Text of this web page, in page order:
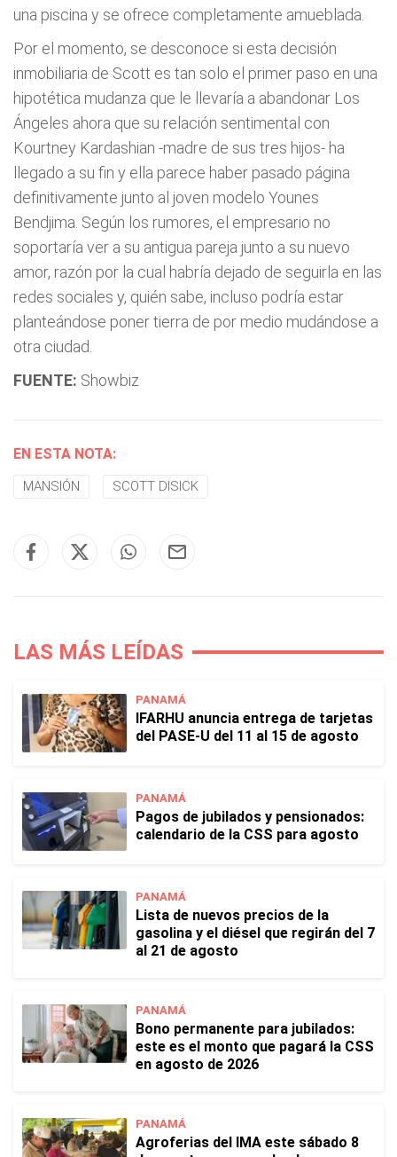
una piscina y se ofrece completamente amueblada.
Por el momento, se desconoce si esta decisión
inmobiliaria de Scott es tan solo el primer paso en una
hipotética mudanza que le llevaría a abandonar Los
Ángeles ahora que su relación sentimental con
Kourtney Kardashian -madre de sus tres hijos- ha
llegado a su fin y ella parece haber pasado página
definitivamente junto al joven modelo Younes
Bendjima. Según los rumores, el empresario no
soportaría ver a su antigua pareja junto a su nuevo
amor, razón por la cual habría dejado de seguirla en las
redes sociales y, quién sabe, incluso podría estar
planteándose poner tierra de por medio mudándose a
otra ciudad.
FUENTE: Showbiz
EN ESTA NOTA:
MANSIÓN SCOTT DISICK
LAS MÁS LEÍDAS
PANAMÁ
IFARHU anuncia entrega de tarjetas
del PASE-U del 11 al 15 de agosto
PANAMÁ
Pagos de jubilados y pensionados:
calendario de la CSS para agosto
PANAMÁ
Lista de nuevos precios de la
gasolina y el diésel que regirán del 7
al 21 de agosto
PANAMÁ
Bono permanente para jubilados:
este es el monto que pagará la CSS
en agosto de 2026
PANAMÁ
Agroferias del IMA este sábado 8